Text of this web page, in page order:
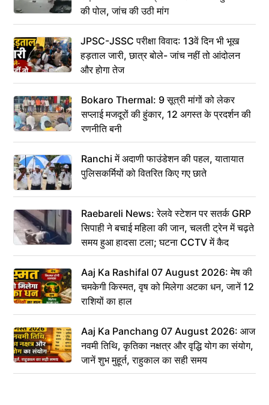
की पोल, जांच की उठी मांग
JPSC-JSSC परीक्षा विवाद: 13वें दिन भी भूख
हड़ताल जारी, छात्र बोले- जांच नहीं तो आंदोलन
और होगा तेज
Bokaro Thermal: 9 सूत्री मांगों को लेकर
सप्लाई मजदूरों की हुंकार, 12 अगस्त के प्रदर्शन की
रणनीति बनी
Ranchi में अदाणी फाउंडेशन की पहल, यातायात
पुलिसकर्मियों को वितरित किए गए छाते
Raebareli News: रेलवे स्टेशन पर सतर्क GRP
सिपाही ने बचाई महिला की जान, चलती ट्रेन में चढ़ते
समय हुआ हादसा टला; घटना CCTV में कैद
Aaj Ka Rashifal 07 August 2026: मेष की
चमकेगी किस्मत, वृष को मिलेगा अटका धन, जानें 12
राशियों का हाल
Aaj Ka Panchang 07 August 2026: आज
नवमी तिथि, कृतिका नक्षत्र और वृद्धि योग का संयोग,
जानें शुभ मुहूर्त, राहुकाल का सही समय